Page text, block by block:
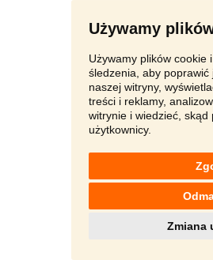
Używamy
Używamy plików cookie
śledzenia, aby poprawić
naszej witryny,
treści i reklamy,
witrynie i wiedzieć, skąd
użytkownicy.
Zmiana